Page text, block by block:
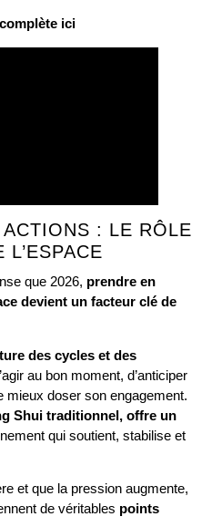
ici
: LE RÔLE
que 2026, prendre en
devient un facteur clé de
des cycles et des
au bon moment, d’anticiper
mieux doser son engagement.
Shui traditionnel, offre un
qui soutient, stabilise et
et que la pression augmente,
de véritables points